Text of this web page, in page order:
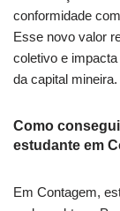
conformidade
Esse novo valor
coletivo e
da capital mineira.
Como
estudante em
Em Contagem,